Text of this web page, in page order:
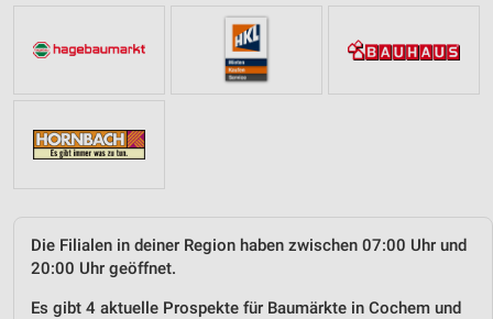
Die Filialen in deiner Region haben zwischen 07:00 Uhr und
20:00 Uhr geöffnet.
Es gibt 4 aktuelle Prospekte für Baumärkte in Cochem und